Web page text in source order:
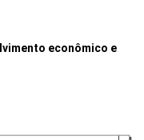
econômico e